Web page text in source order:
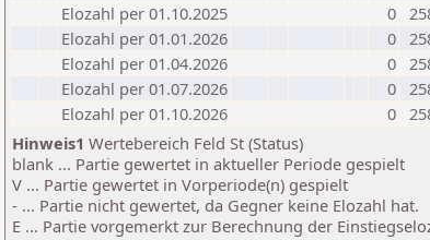
Elozahl per 01.10.2025
0
Elozahl per 01.01.2026
0
Elozahl per 01.04.2026
0
Elozahl per 01.07.2026
0
Elozahl per 01.10.2026
0
Hinweis1 Wertebereich Feld St (Status)
blank ... Partie gewertet in aktueller Periode gespielt
V ... Partie gewertet in Vorperiode(n) gespielt
- ... Partie nicht gewertet, da Gegner keine Elozahl hat.
E ... Partie vorgemerkt zur Berechnung der